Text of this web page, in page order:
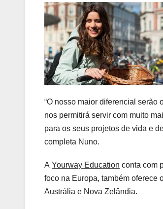
“O nosso maior diferencial serão
nos permitirá servir com muito
para os seus projetos de vida e
completa Nuno.
A Yourway Education conta com
foco na Europa, também oferece
Austrália e Nova Zelândia.